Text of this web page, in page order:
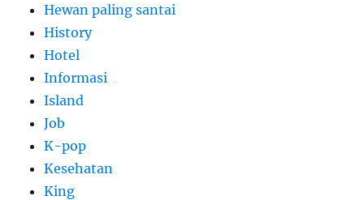
Hewan paling santai
History
Hotel
Informasi
Island
Job
K-pop
Kesehatan
King